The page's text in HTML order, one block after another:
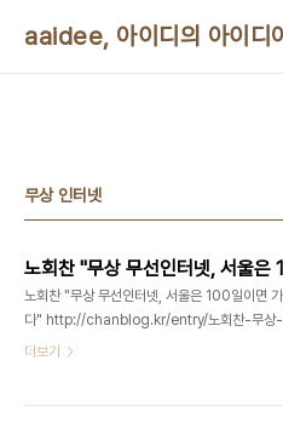
aaidee, 아이디의 아이디
무상 인터넷
노회찬 "무상 무선인터넷, 서울은 100일이면
다" http://chanblog.kr/entry/노회찬-무상-
인터넷-서울은-100일이면-가능하다
더보기